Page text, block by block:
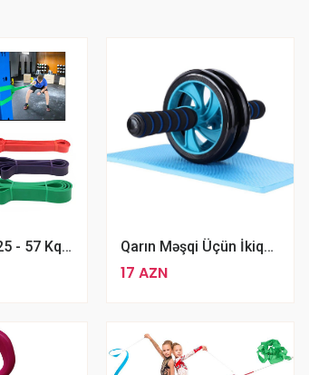
Elastik Bant 25 - 57 Kq Çəkili Dairəvi Jqut Qarın Məşqi Üçün İkiqat Təkərli Yousheng Roller Fitness Təlim Avadanlığı
17 AZN